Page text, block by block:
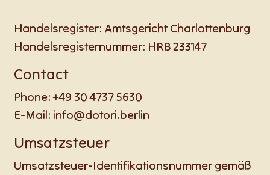
Handelsregister: Amtsgericht Charlottenburg
Handelsregisternummer: HRB 233147
Contact
Phone: +49 30 4737 5630
E-Mail: info@dotori.berlin
Umsatzsteuer
Umsatzsteuer-Identifikationsnummer gemäß